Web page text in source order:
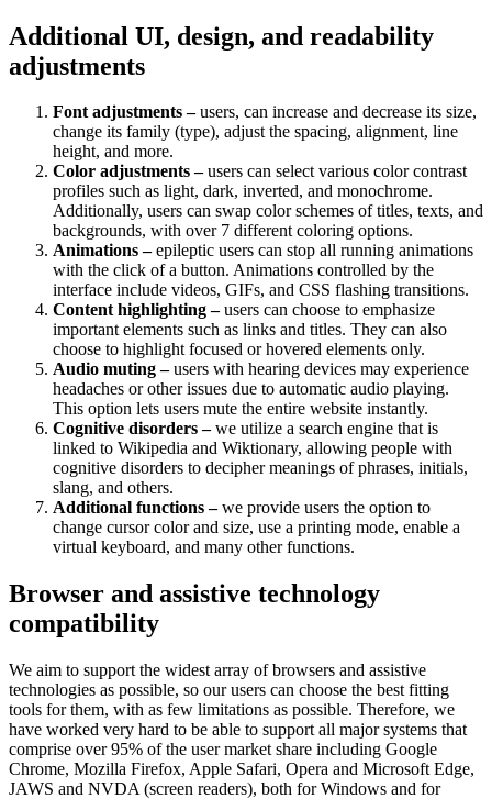
Additional UI, design, and readability
adjustments
Font adjustments –users, can increase and decrease its size,
change its family (type), adjust the spacing, alignment, line
height, and more.
Color adjustments –users can select various color contrast
profiles such as light, dark, inverted, and monochrome.
Additionally, users can swap color schemes of titles, texts, and
backgrounds, with over 7 different coloring options.
Animations –epileptic users can stop all running animations
with the click of a button. Animations controlled by the
interface include videos, GIFs, and CSS flashing transitions.
Content highlighting –users can choose to emphasize
important elements such as links and titles. They can also
choose to highlight focused or hovered elements only.
Audio muting –users with hearing devices may experience
headaches or other issues due to automatic audio playing.
This option lets users mute the entire website instantly.
Cognitive disorders –we utilize a search engine that is
linked to Wikipedia and Wiktionary, allowing people with
cognitive disorders to decipher meanings of phrases, initials,
slang, and others.
Additional functions –we provide users the option to
change cursor color and size, use a printing mode, enable a
virtual keyboard, and many other functions.
Browser and assistive technology
compatibility
We aim to support the widest array of browsers and assistive
technologies as possible, so our users can choose the best fitting
tools for them, with as few limitations as possible. Therefore, we
have worked very hard to be able to support all major systems that
comprise over 95% of the user market share including Google
Chrome, Mozilla Firefox, Apple Safari, Opera and Microsoft Edge,
JAWS and NVDA (screen readers), both for Windows and for